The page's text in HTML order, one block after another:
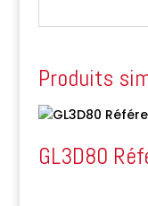
Produits
GL3D80